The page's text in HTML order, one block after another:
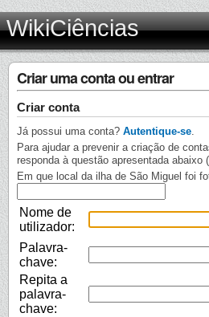
WikiCiências
Criar uma conta ou entrar
Criar conta
Já possui uma conta? Autentique-se
Para ajudar a prevenir a criação de
responda à questão apresentada abaixo (
Em que local da ilha de São Miguel foi
Nome de
utilizador:
Palavra-
chave:
Repita a
palavra-
chave: